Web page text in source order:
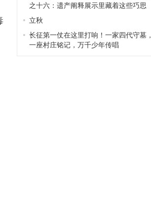
之十六：遗产阐释展示里藏着这些巧思
立秋
长征第一仗在这里打响！一家四代守墓，
一座村庄铭记，万千少年传唱